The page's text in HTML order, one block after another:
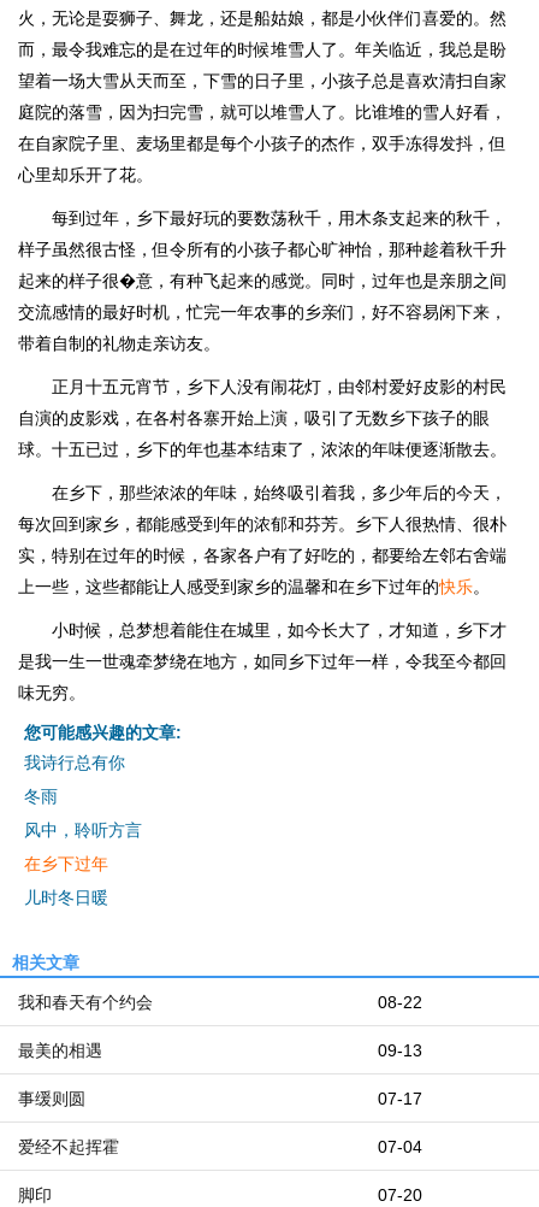
火，无论是耍狮子、舞龙，还是船姑娘，都是小伙伴们喜爱的。然
而，最令我难忘的是在过年的时候堆雪人了。年关临近，我总是盼
望着一场大雪从天而至，下雪的日子里，小孩子总是喜欢清扫自家
庭院的落雪，因为扫完雪，就可以堆雪人了。比谁堆的雪人好看，
在自家院子里、麦场里都是每个小孩子的杰作，双手冻得发抖，但
心里却乐开了花。
每到过年，乡下最好玩的要数荡秋千，用木条支起来的秋千，
样子虽然很古怪，但令所有的小孩子都心旷神怡，那种趁着秋千升
起来的样子很�意，有种飞起来的感觉。同时，过年也是亲朋之间
交流感情的最好时机，忙完一年农事的乡亲们，好不容易闲下来，
带着自制的礼物走亲访友。
正月十五元宵节，乡下人没有闹花灯，由邻村爱好皮影的村民
自演的皮影戏，在各村各寨开始上演，吸引了无数乡下孩子的眼
球。十五已过，乡下的年也基本结束了，浓浓的年味便逐渐散去。
在乡下，那些浓浓的年味，始终吸引着我，多少年后的今天，
每次回到家乡，都能感受到年的浓郁和芬芳。乡下人很热情、很朴
实，特别在过年的时候，各家各户有了好吃的，都要给左邻右舍端
上一些，这些都能让人感受到家乡的温馨和在乡下过年的快乐。
小时候，总梦想着能住在城里，如今长大了，才知道，乡下才
是我一生一世魂牵梦绕在地方，如同乡下过年一样，令我至今都回
味无穷。
您可能感兴趣的文章:
我诗行总有你
冬雨
风中，聆听方言
在乡下过年
儿时冬日暖
相关文章
08-22
我和春天有个约会
09-13
最美的相遇
07-17
事缓则圆
07-04
爱经不起挥霍
07-20
脚印